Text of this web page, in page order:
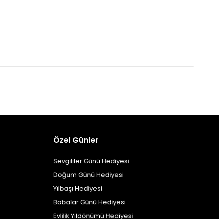
Özel Günler
Sevgililer Günü Hediyesi
Doğum Günü Hediyesi
Yılbaşı Hediyesi
Babalar Günü Hediyesi
Evlilik Yıldönümü Hediyesi